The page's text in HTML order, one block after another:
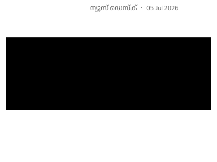
ന്യൂസ് ഡെസ്ക് 05 Jul 2026